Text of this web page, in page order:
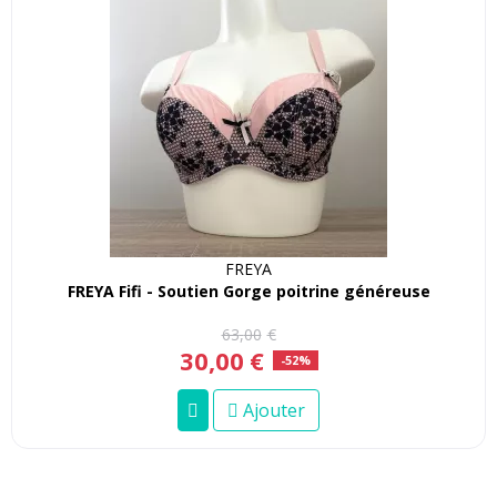
FREYA
FREYA Fifi - Soutien Gorge poitrine généreuse
63,00 €
30,00 € -52%
Ajouter